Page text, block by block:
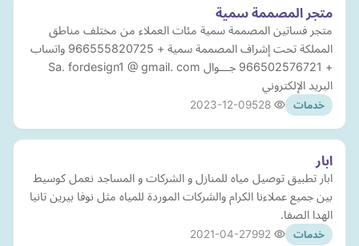
متجر المصممة سمية
متجر فساتين المصممة سمية مئات العملاء من مختلف مناطق
المملكة تحت إشراف المصممة سمية + 966555820725 واتساب
+ 966502576721 جـــوال Sa. fordesign1 @ gmail. com
البريد الإلكتروني
خدمات 2023-12-09
ابار
ابار تطبيق توصيل مياه للمنازل و الشركات و المساجد نعمل كوسيط
بين جميع عملاءنا الكرام والشركات الموردة للمياه مثل نوفا بيرين تانيا
الهدا الصفا.
خدمات 2021-04-27